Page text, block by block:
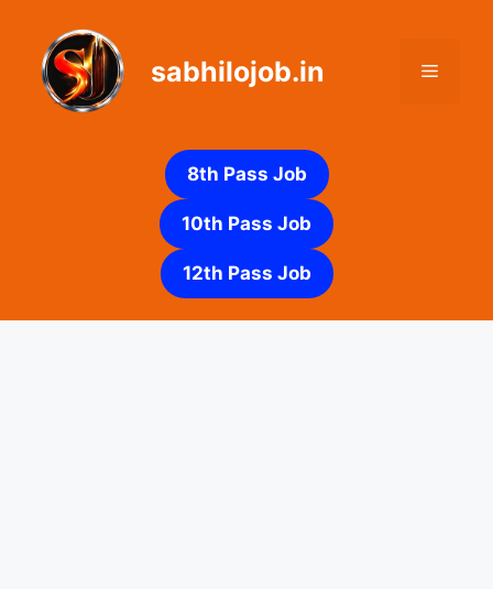
content
sabhilojob.in Menu
8th Pass Job
10th Pass Job
12th Pass Job